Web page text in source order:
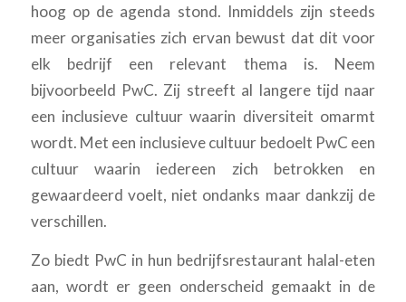
hoog op de agenda stond. Inmiddels zijn steeds
meer organisaties zich ervan bewust dat dit voor
elk bedrijf een relevant thema is. Neem
bijvoorbeeld PwC. Zij streeft al langere tijd naar
een inclusieve cultuur waarin diversiteit omarmt
wordt. Met een inclusieve cultuur bedoelt PwC een
cultuur waarin iedereen zich betrokken en
gewaardeerd voelt, niet ondanks maar dankzij de
verschillen.
Zo biedt PwC in hun bedrijfsrestaurant halal-eten
aan, wordt er geen onderscheid gemaakt in de